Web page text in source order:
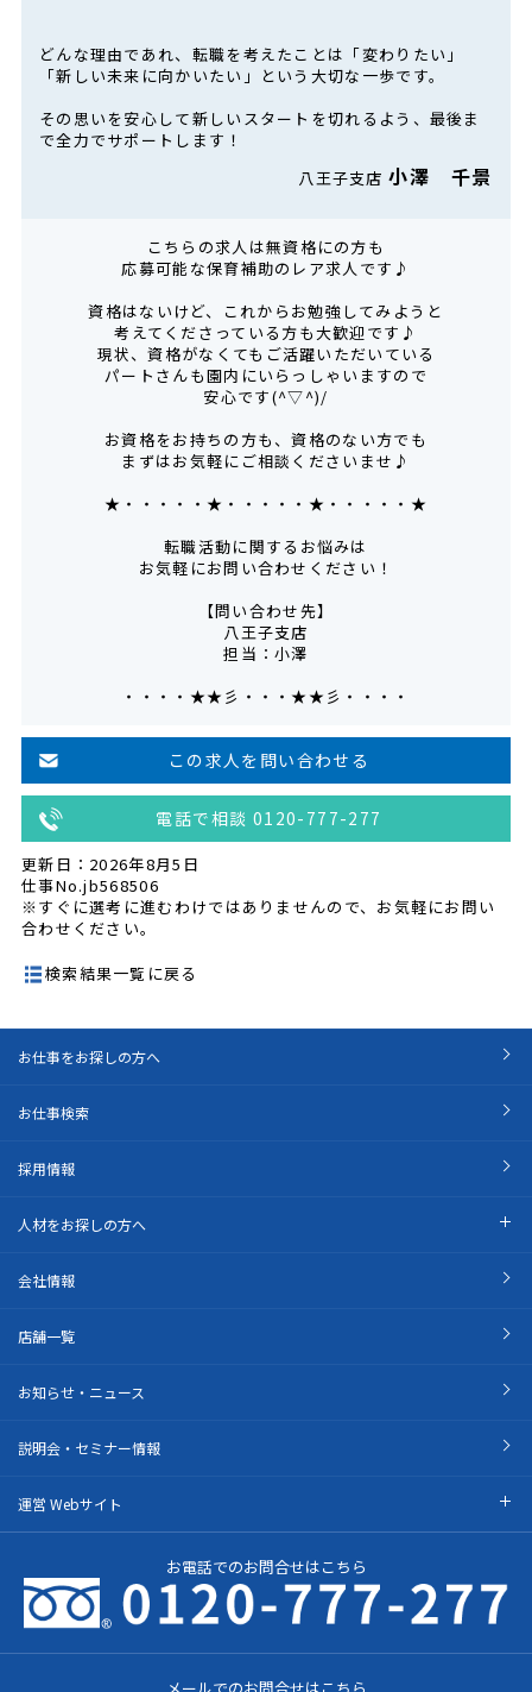
どんな理由であれ、転職を考えたことは「変わりたい」
「新しい未来に向かいたい」という大切な一歩です。
その思いを安心して新しいスタートを切れるよう、最後ま
で全力でサポートします！
八王子支店小澤 千景
こちらの求人は無資格にの方も
応募可能な保育補助のレア求人です♪
資格はないけど、これからお勉強してみようと
考えてくださっている方も大歓迎です♪
現状、資格がなくてもご活躍いただいている
パートさんも園内にいらっしゃいますので
安心です(^▽^)/
お資格をお持ちの方も、資格のない方でも
まずはお気軽にご相談くださいませ♪
★・・・・・★・・・・・★・・・・・★
転職活動に関するお悩みは
お気軽にお問い合わせください！
【問い合わせ先】
八王子支店
担当：小澤
・・・・★★彡・・・★★彡・・・・
この求人を問い合わせる
電話で相談 0120-777-277
更新日：2026年8月5日
仕事No.jb568506
※すぐに選考に進むわけではありませんので、お気軽にお問い
合わせください。
検索結果一覧に戻る
お仕事をお探しの方へ
お仕事検索
採用情報
人材をお探しの方へ
会社情報
店舗一覧
お知らせ・ニュース
説明会・セミナー情報
運営 Webサイト
お電話でのお問合せはこちら
メールでのお問合せはこちら